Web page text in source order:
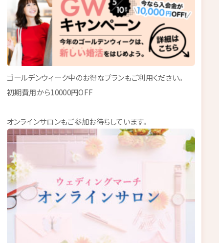
ゴールデンウィーク中のお得なプランもご利用ください。
初期費用から10000円OFF
オンラインサロンもご参加お待ちしています。